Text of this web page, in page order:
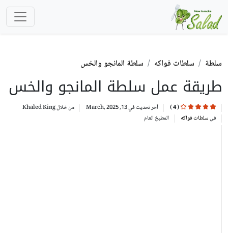
سلطة سلطات فواكه سلطة المانجو والخس
طريقة عمل سلطة المانجو والخس
(
4
) آخر تحديث في 13, March, 2025 من خلالKhaled King
فيسلطات فواكه المطبخ العام